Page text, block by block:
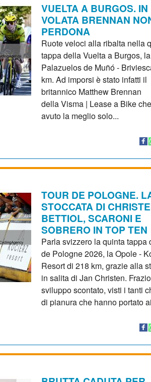
VUELTA A BURGOS. IN
VOLATA BRENNAN
PERDONA
Ruote veloci alla ribalta nella
tappa della Vuelta a Burgos, la
Palazuelos de Muñó -
km. Ad imporsi è stato infatti il
britannico Matthew Brennan
della Visma | Lease a Bike
avuto la meglio solo...
TOUR DE POLOGNE.
STOCCATA DI
BETTIOL, SCARONI E
SOBRERO IN TOP TEN
Parla svizzero la quinta tappa
de Pologne 2026, la Opole -
Resort di 218 km, grazie alla
in salita di Jan Christen.
sviluppo scontato, visti i tanti
di pianura che hanno portato